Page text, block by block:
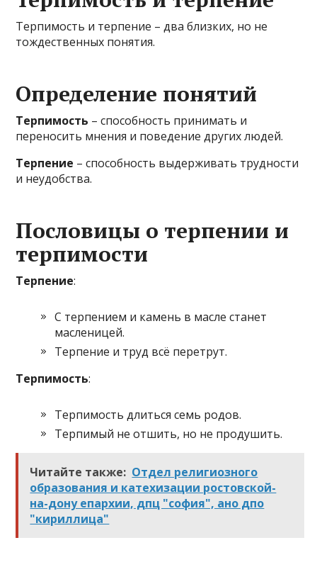
Терпимость и терпение – два близких, но не
тождественных понятия.
Определение понятий
Терпимость – способность принимать и
переносить мнения и поведение других людей.
Терпение – способность выдерживать трудности
и неудобства.
Пословицы о терпении и
терпимости
Терпение:
С терпением и камень в масле станет
масленицей.
Терпение и труд всё перетрут.
Терпимость:
Терпимость длиться семь родов.
Терпимый не отшить, но не продушить.
Читайте также: Отдел религиозного
образования и катехизации ростовской-
на-дону епархии, дпц "софия", ано дпо
"кириллица"